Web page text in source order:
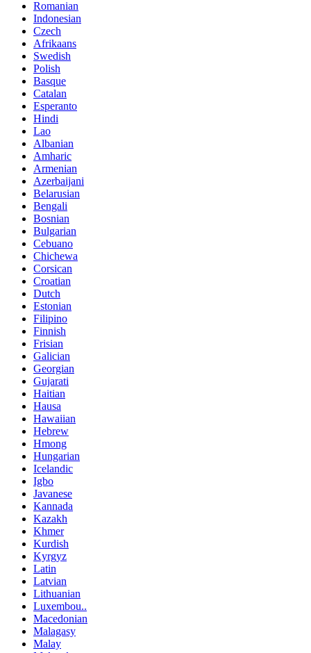
Romanian
Indonesian
Czech
Afrikaans
Swedish
Polish
Basque
Catalan
Esperanto
Hindi
Lao
Albanian
Amharic
Armenian
Azerbaijani
Belarusian
Bengali
Bosnian
Bulgarian
Cebuano
Chichewa
Corsican
Croatian
Dutch
Estonian
Filipino
Finnish
Frisian
Galician
Georgian
Gujarati
Haitian
Hausa
Hawaiian
Hebrew
Hmong
Hungarian
Icelandic
Igbo
Javanese
Kannada
Kazakh
Khmer
Kurdish
Kyrgyz
Latin
Latvian
Lithuanian
Luxembou..
Macedonian
Malagasy
Malay